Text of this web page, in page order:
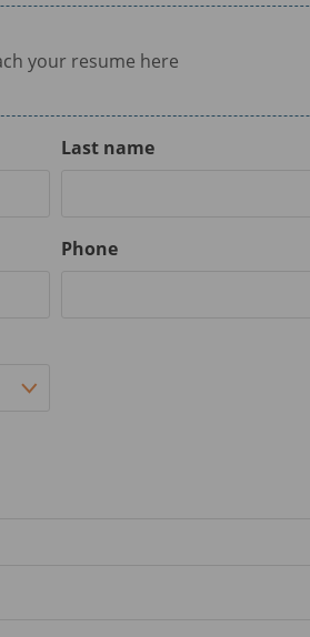
your resume here
Last name
Phone